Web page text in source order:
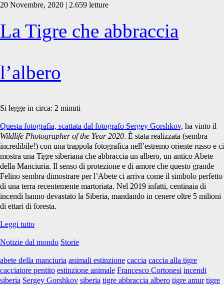
Tag:
<span>incendi
siberia</span>
20 Novembre, 2020 | 2.659 letture
La Tigre che abbraccia
l’albero
Si legge in circa: 2 minuti
Questa fotografia, scattata dal fotografo Sergey Gorshkov, ha vinto il
Wildlife Photographer of the Year 2020. È stata realizzata (sembra
incredibile!) con una trappola fotografica nell’estremo oriente russo e ci
mostra una Tigre siberiana che abbraccia un albero, un antico Abete
della Manciuria. Il senso di protezione e di amore che questo grande
Felino sembra dimostrare per l’Abete ci arriva come il simbolo perfetto
di una terra recentemente martoriata. Nel 2019 infatti, centinaia di
incendi hanno devastato la Siberia, mandando in cenere oltre 5 milioni
di ettari di foresta.
Leggi tuttoLa
che
l’albero
Notizie dal mondo Storie
abete della manciuria animali estinzione caccia caccia alla tigre
cacciatore pentito estinzione animale Francesco Cortonesi incendi
siberia Sergey Gorshkov siberia tigre abbraccia albero tigre amur tigre